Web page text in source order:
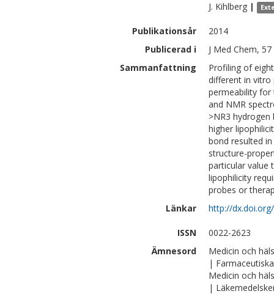
J. Kihlberg |
Publikationsår
2014
Publicerad i
J Med Chem,
Sammanfattning
Profiling of
different in vitro
permeability
and NMR
>NR3
higher
bond resulted
structure-
particular value
lipophilicity
probes or
Länkar
http://
ISSN
0022-2623
Ämnesord
Medicin och
|
Medicin och
|